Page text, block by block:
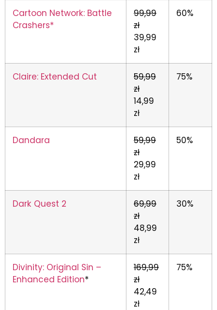
Cartoon Network: Battle
Crashers*
99,99
zł
39,99
zł
60%
Claire: Extended Cut
59,99
zł
14,99
zł
75%
Dandara
59,99
zł
29,99
zł
50%
Dark Quest 2
69,99
zł
48,99
zł
30%
Divinity: Original Sin –
Enhanced Edition*
169,99
zł
42,49
zł
75%